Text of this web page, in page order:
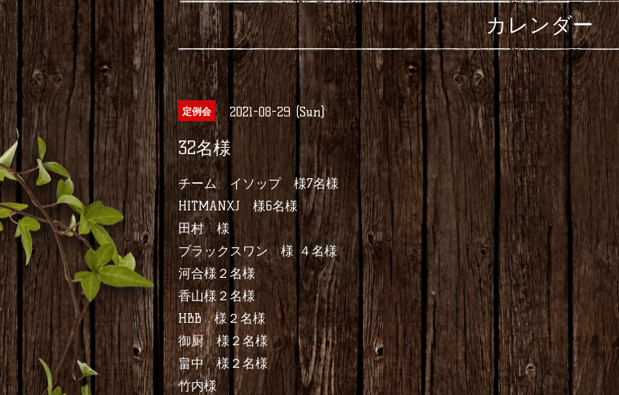
カレンダー
定例会 2021-08-29 (Sun)
32名様
チーム イソップ 様7名様
HITMANXJ 様6名様
田村 様
ブラックスワン 様 ４名様
河合様２名様
香山様２名様
HBB 様２名様
御厨 様２名様
畠中 様２名様
竹内様